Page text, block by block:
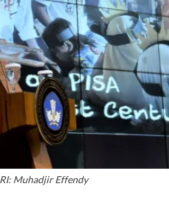
Muhadjir Effendy